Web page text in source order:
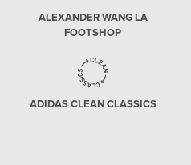
ALEXANDER WANG LA
FOOTSHOP
ADIDAS CLEAN CLASSICS